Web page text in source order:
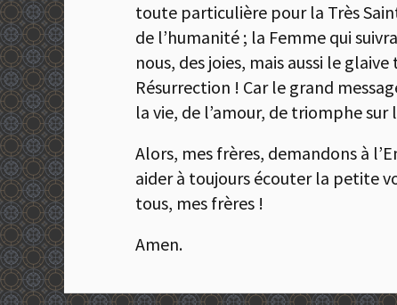
toute particulière pour la Très
de l’humanité ; la Femme qui
nous, des joies, mais aussi le
Résurrection ! Car le grand
la vie, de l’amour, de triomphe
Alors, mes frères, demandons à
aider à toujours écouter la petite
tous, mes frères !
Amen.